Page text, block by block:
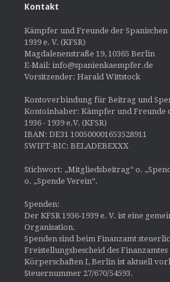
Kontakt
Kämpfer und Freunde der Spanischen
1939 e. V. (KFSR)
Magdalenenstraße 19, 10365 Berlin
E-Mail: info@spanienkaempfer.de
Vorsitzender: Harald Wittstock
Kontoverbindung für Beitrag und
Kontoinhaber: Kämpfer und Freunde
1936 - 1939 e.V. (KFSR)
IBAN: DE31 100500001653528911
SWIFT-BIC: BELADEBEXXX
Stichwort: „Mitgliedsbeitrag“ o.
o. „Spende Verein“.
Spenden:
Der KFSR 1936-1939 e. V. ist eine
Organisation.
Spenden sind beim Finanzamt
Freistellungsbescheid des
Körperschaften I, Berlin ist aktuell
Steuernummer 27/670/54593.